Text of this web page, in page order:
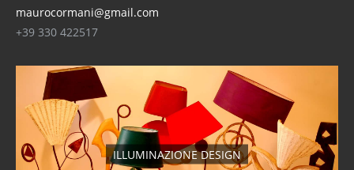
maurocormani@gmail.com
+39 330 422517
ILLUMINAZIONE DESIGN